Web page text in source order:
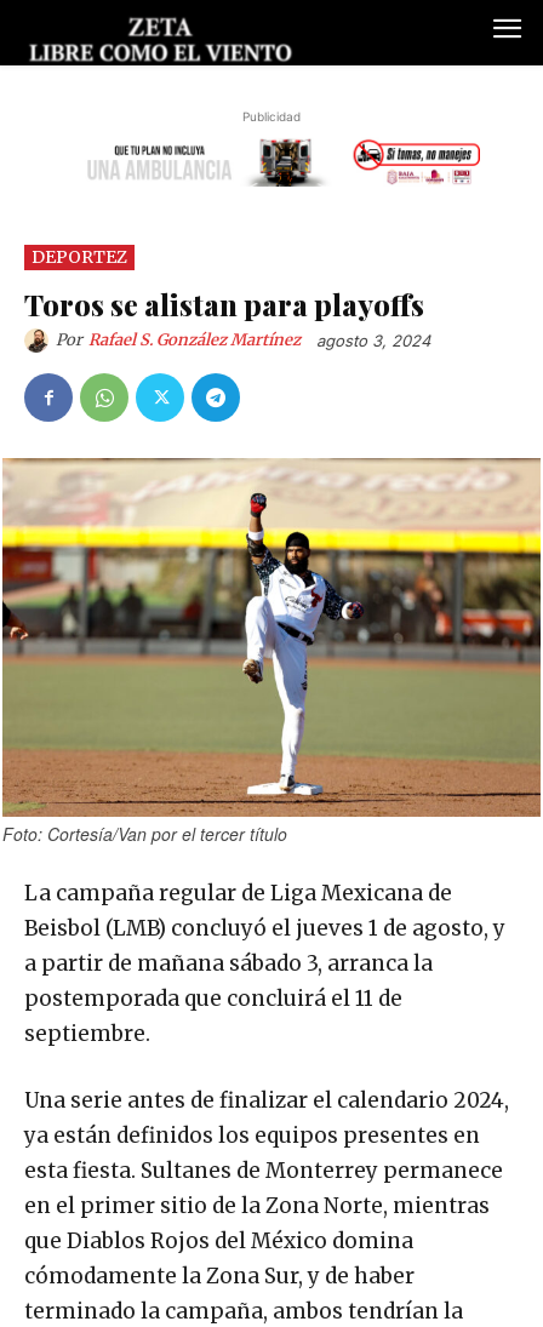
Publicidad
DEPORTEZ
Toros se alistan para playoffs
Por Rafael S. González Martínez agosto 3, 2024
Foto: Cortesía/Van por el tercer título
La campaña regular de Liga Mexicana de
Beisbol (LMB) concluyó el jueves 1 de agosto, y
a partir de mañana sábado 3, arranca la
postemporada que concluirá el 11 de
septiembre.
Una serie antes de finalizar el calendario 2024,
ya están definidos los equipos presentes en
esta fiesta. Sultanes de Monterrey permanece
en el primer sitio de la Zona Norte, mientras
que Diablos Rojos del México domina
cómodamente la Zona Sur, y de haber
terminado la campaña, ambos tendrían la